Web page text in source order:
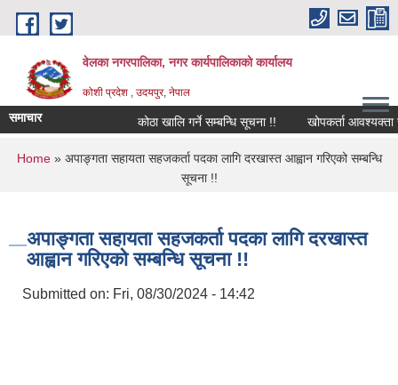
Skip to main content
वेलका नगरपालिका, नगर कार्यपालिकाको कार्यालय
कोशी प्रदेश , उदयपुर, नेपाल
समाचार कोठा खालि गर्ने सम्बन्धि सूचना !! खोपकर्ता आवश्यक्ता
You are here
Home» अपाङ्गता सहायता सहजकर्ता पदका लागि दरखास्त आह्वान गरिएको सम्बन्धि
सूचना !!
अपाङ्गता सहायता सहजकर्ता पदका लागि दरखास्त
आह्वान गरिएको सम्बन्धि सूचना !!
Submitted on: Fri, 08/30/2024 - 14:42